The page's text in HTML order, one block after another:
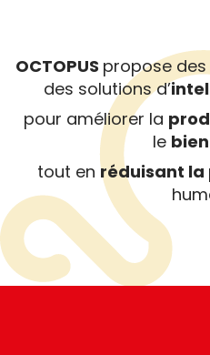
OCTOPUS propose des
des solutions d’
pour améliorer la
le
tout en réduisant la